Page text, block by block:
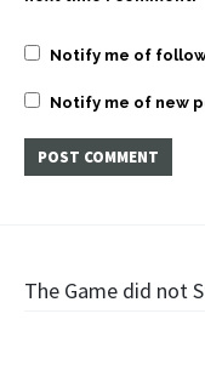
Notify me of
Notify me of new
Post
The Game did not